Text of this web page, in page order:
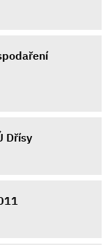
Dřísy